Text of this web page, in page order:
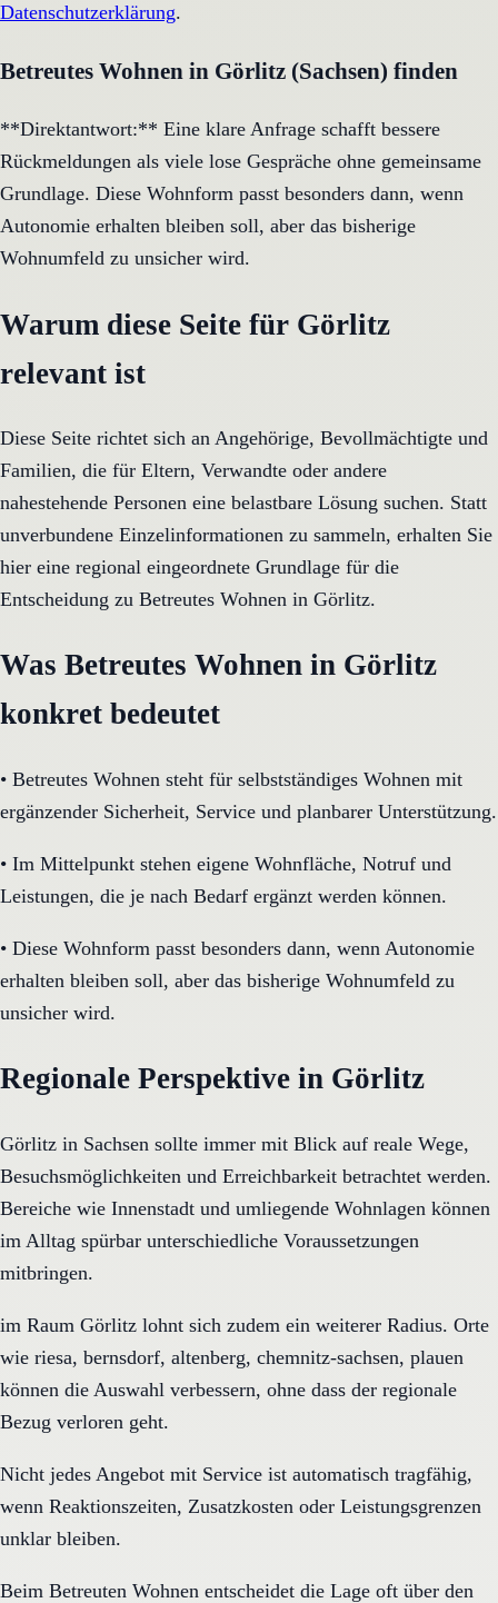
Datenschutzerklärung.
Betreutes Wohnen in Görlitz (Sachsen) finden
**Direktantwort:** Eine klare Anfrage schafft bessere
Rückmeldungen als viele lose Gespräche ohne gemeinsame
Grundlage. Diese Wohnform passt besonders dann, wenn
Autonomie erhalten bleiben soll, aber das bisherige
Wohnumfeld zu unsicher wird.
Warum diese Seite für Görlitz
relevant ist
Diese Seite richtet sich an Angehörige, Bevollmächtigte und
Familien, die für Eltern, Verwandte oder andere
nahestehende Personen eine belastbare Lösung suchen. Statt
unverbundene Einzelinformationen zu sammeln, erhalten Sie
hier eine regional eingeordnete Grundlage für die
Entscheidung zu Betreutes Wohnen in Görlitz.
Was Betreutes Wohnen in Görlitz
konkret bedeutet
• Betreutes Wohnen steht für selbstständiges Wohnen mit
ergänzender Sicherheit, Service und planbarer Unterstützung.
• Im Mittelpunkt stehen eigene Wohnfläche, Notruf und
Leistungen, die je nach Bedarf ergänzt werden können.
• Diese Wohnform passt besonders dann, wenn Autonomie
erhalten bleiben soll, aber das bisherige Wohnumfeld zu
unsicher wird.
Regionale Perspektive in Görlitz
Görlitz in Sachsen sollte immer mit Blick auf reale Wege,
Besuchsmöglichkeiten und Erreichbarkeit betrachtet werden.
Bereiche wie Innenstadt und umliegende Wohnlagen können
im Alltag spürbar unterschiedliche Voraussetzungen
mitbringen.
im Raum Görlitz lohnt sich zudem ein weiterer Radius. Orte
wie riesa, bernsdorf, altenberg, chemnitz-sachsen, plauen
können die Auswahl verbessern, ohne dass der regionale
Bezug verloren geht.
Nicht jedes Angebot mit Service ist automatisch tragfähig,
wenn Reaktionszeiten, Zusatzkosten oder Leistungsgrenzen
unklar bleiben.
Beim Betreuten Wohnen entscheidet die Lage oft über den